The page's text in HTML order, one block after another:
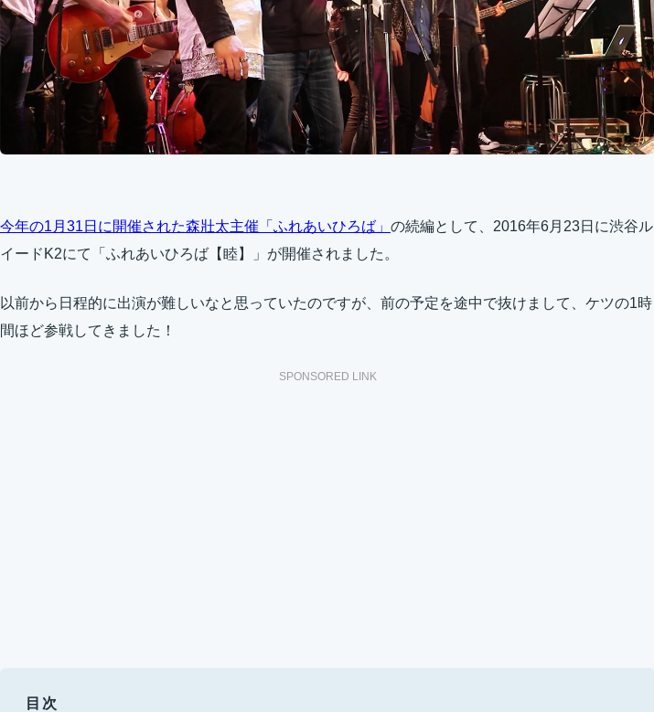
今年の1月31日に開催された森壯太主催「ふれあいひろば」 の続編として、 2016年6月23日 に渋谷ル
イードK2にて「ふれあいひろば【睦】」が開催されました。
以前から日程的に出演が難しいなと思っていたのですが、前の予定を途中で抜けまして、ケツの1時
間ほど参戦してきました！
SPONSORED LINK
目次